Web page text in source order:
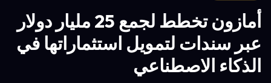
أمازون تخطط لجمع 25 مليار دولار
عبر سندات لتمويل استثماراتها في
الذكاء الاصطناعي